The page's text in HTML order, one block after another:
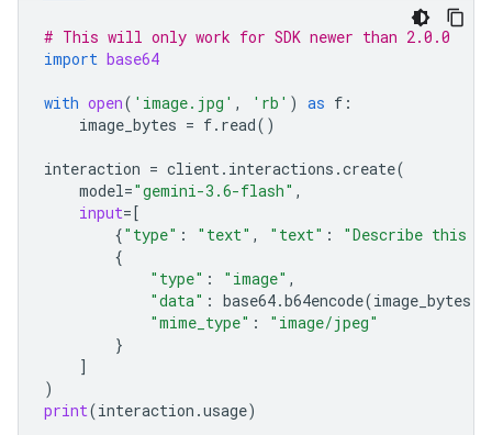
# This will only work for SDK newer than 2.0.0
import base64
with open( 'image.jpg' , 'rb' ) as f :
image_bytes = f. read()
interaction = client. interactions .create(
model="gemini-3.6-flash" ,
input=[
{"type" : "text" , "text" :
"Describe this
{
"type" : "image" ,
"data" : base64.b64encode(image_bytes
"mime_type" :
"image/jpeg"
}
]
)
print(interaction .usage)